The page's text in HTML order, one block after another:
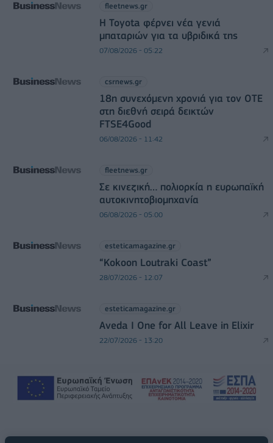
fleetnews.gr
Η Toyota φέρνει νέα γενιά
μπαταριών για τα υβριδικά της
07/08/2026 - 05:22
csrnews.gr
18η συνεχόμενη χρονιά για τον ΟΤΕ
στη διεθνή σειρά δεικτών
FTSE4Good
06/08/2026 - 11:42
fleetnews.gr
Σε κινεζική… πολιορκία η ευρωπαϊκή
αυτοκινητοβιομηχανία
06/08/2026 - 05:00
esteticamagazine.gr
“Kokoon Loutraki Coast”
28/07/2026 - 12:07
esteticamagazine.gr
Aveda I One for All Leave in Elixir
22/07/2026 - 13:20